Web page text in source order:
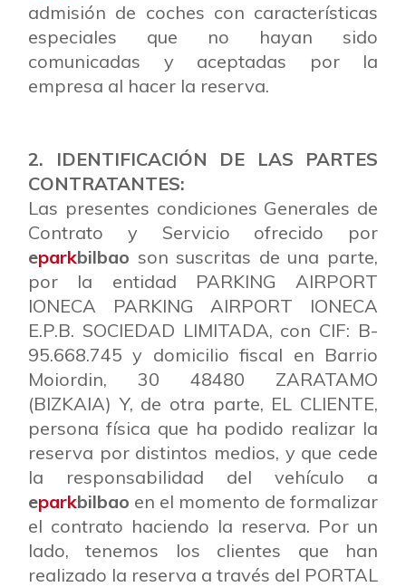
admisión de coches con características
especiales que no hayan sido
comunicadas y aceptadas por la
empresa al hacer la reserva.
2. IDENTIFICACIÓN DE LAS PARTES
CONTRATANTES:
Las presentes condiciones Generales de
Contrato y Servicio ofrecido por
eparkbilbao son suscritas de una parte,
por la entidad PARKING AIRPORT
IONECA PARKING AIRPORT IONECA
E.P.B. SOCIEDAD LIMITADA, con CIF: B-
95.668.745 y domicilio fiscal en Barrio
Moiordin, 30 48480 ZARATAMO
(BIZKAIA) Y, de otra parte, EL CLIENTE,
persona física que ha podido realizar la
reserva por distintos medios, y que cede
la responsabilidad del vehículo a
eparkbilbao en el momento de formalizar
el contrato haciendo la reserva. Por un
lado, tenemos los clientes que han
realizado la reserva a través del PORTAL